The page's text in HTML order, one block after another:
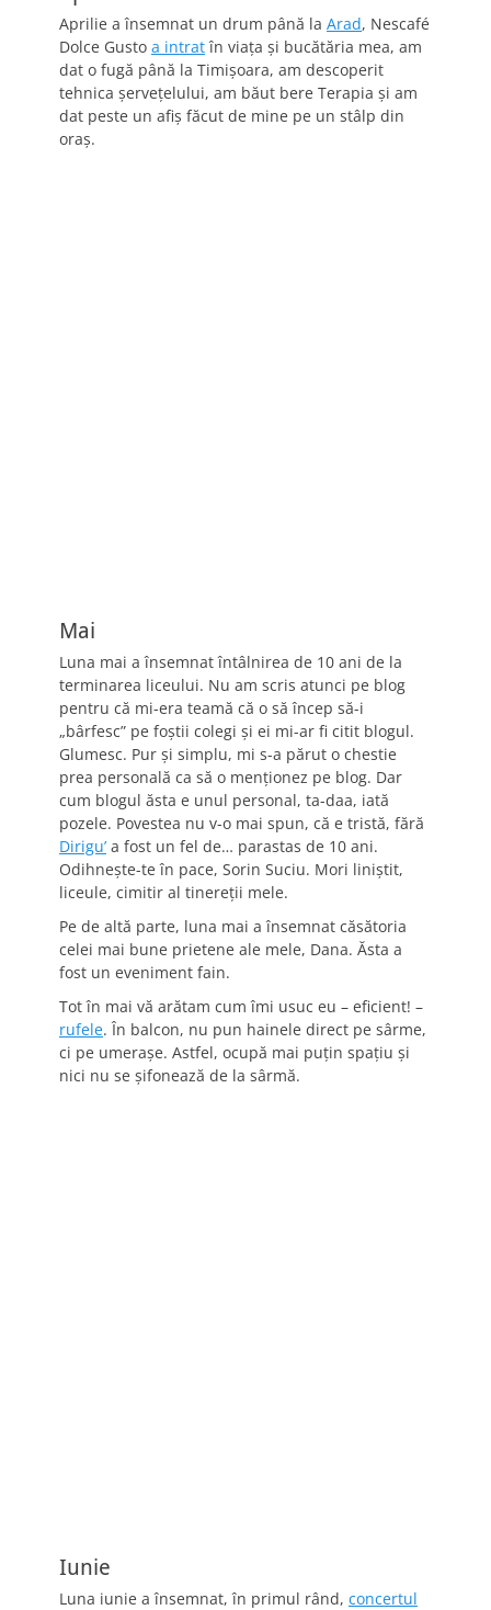
Aprilie a însemnat un drum până la Arad, Nescafé
Dolce Gusto a intratîn viaţa şi bucătăria mea, am
dat o fugă până la Timişoara, am descoperit
tehnica şerveţelului, am băut bere Terapia şi am
dat peste un afiş făcut de mine pe un stâlp din
oraş.
Mai
Luna mai a însemnat întâlnirea de 10 ani de la
terminarea liceului. Nu am scris atunci pe blog
pentru că mi-era teamă că o să încep să-i
„bârfesc” pe foştii colegi şi ei mi-ar fi citit blogul.
Glumesc. Pur şi simplu, mi s-a părut o chestie
prea personală ca să o menţionez pe blog. Dar
cum blogul ăsta e unul personal, ta-daa, iată
pozele. Povestea nu v-o mai spun, că e tristă, fără
Dirigu’ a fost un fel de… parastas de 10 ani.
Odihneşte-te în pace, Sorin Suciu. Mori liniştit,
liceule, cimitir al tinereţii mele.
Pe de altă parte, luna mai a însemnat căsătoria
celei mai bune prietene ale mele, Dana. Ăsta a
fost un eveniment fain.
Tot în mai vă arătam cum îmi usuc eu – eficient! –
rufele. În balcon, nu pun hainele direct pe sârme,
ci pe umeraşe. Astfel, ocupă mai puţin spaţiu şi
nici nu se şifonează de la sârmă.
Iunie
Luna iunie a însemnat, în primul rând, concertul